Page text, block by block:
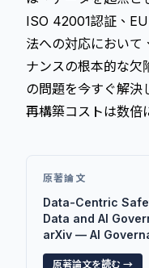
ISO 42001認証、
法への対応において
ナンスの根本的な欠
の問題を今すぐ解決
再構築コストは数倍
原著論文
Data-Centric
Data and AI
arXiv — AI
原著論文を読む →